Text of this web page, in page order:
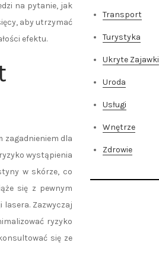
na pytanie, jak
aby utrzymać
efektu.
zagadnieniem dla
wystąpienia
w skórze, co
się z pewnym
Zazwyczaj
ryzyko
się ze
Transport
Turystyka
Ukryte Zajawki
Uroda
Usługi
Wnętrze
Zdrowie